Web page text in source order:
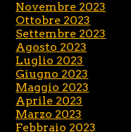
Novembre 2023
Ottobre 2023
Settembre 2023
Agosto 2023
Luglio 2023
Giugno 2023
Maggio 2023
Aprile 2023
Marzo 2023
Febbraio 2023